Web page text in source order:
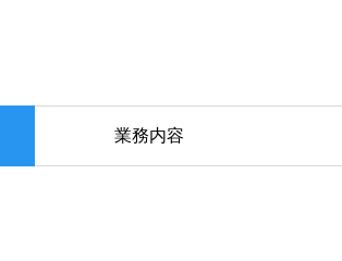
業務内容